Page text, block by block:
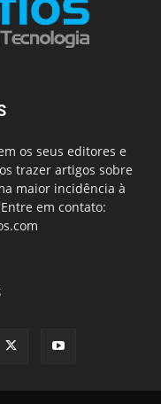
os seus editores e
trazer artigos sobre
maior incidência à
em contato: